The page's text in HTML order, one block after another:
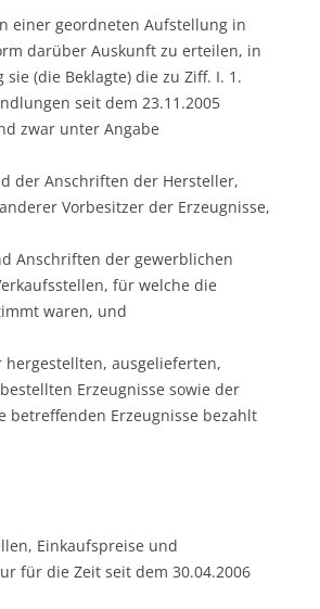
einer geordneten Aufstellung in
darüber Auskunft zu erteilen, in
sie (die Beklagte) die zu Ziff. I. 1.
seit dem 23.11.2005
zwar unter Angabe
der Anschriften der Hersteller,
Vorbesitzer der Erzeugnisse,
Anschriften der gewerblichen
für welche die
waren, und
hergestellten, ausgelieferten,
Erzeugnisse sowie der
betreffenden Erzeugnisse bezahlt
Einkaufspreise und
für die Zeit seit dem 30.04.2006